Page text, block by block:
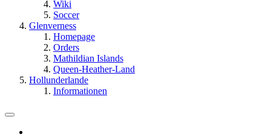
Wiki
Soccer
Glenverness
Homepage
Orders
Mathildian Islands
Queen-Heather-Land
Hollunderlande
Informationen